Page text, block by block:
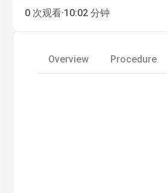
0 次观看·10:02 分钟
Overview Procedure